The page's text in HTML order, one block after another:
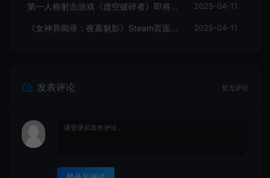
第一人称射击游戏《虚空破碎者》即将多平台上线 2025-04-11
《女神异闻录：夜幕魅影》Steam页面上线 2025-04-11
发表评论 暂无评论